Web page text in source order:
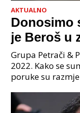
AKTUALNO
Donosimo
je Beroš u
godinama.
sljedeći
Grupa Petrači &
2022. Kako se
poruke su